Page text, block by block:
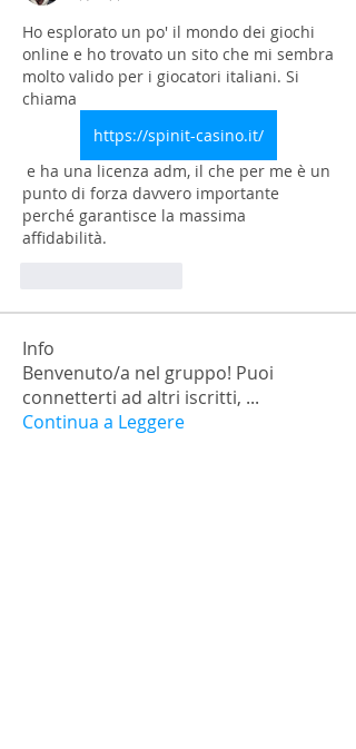
Ho esplorato un po' il mondo dei giochi
online e ho trovato un sito che mi sembra
molto valido per i giocatori italiani. Si
chiama
https://spinit-casino.it/
e ha una licenza adm, il che per me è un
punto di forza davvero importante
perché garantisce la massima
affidabilità.
Info
Benvenuto/a nel gruppo! Puoi
connetterti ad altri iscritti, ...
Continua a Leggere